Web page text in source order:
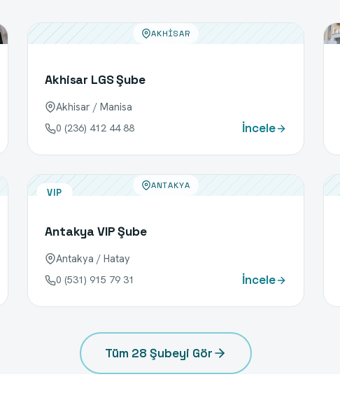
AKHISAR
Akhisar LGS Şube
Akhisar / Manisa
0 (236) 412 44 88 İncele
VIP
ANTAKYA
Antakya VIP Şube
Antakya / Hatay
0 (531) 915 79 31 İncele
Tüm 28 Şubeyi Gör